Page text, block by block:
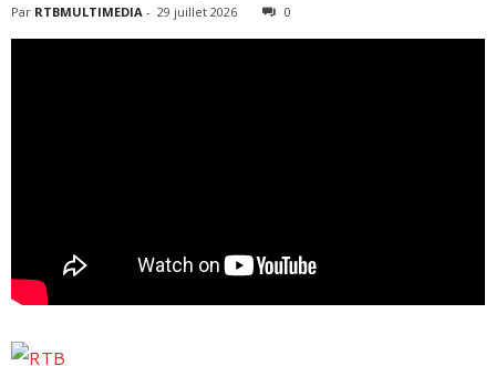
Par RTBMULTIMEDIA - 29 juillet 2026 0